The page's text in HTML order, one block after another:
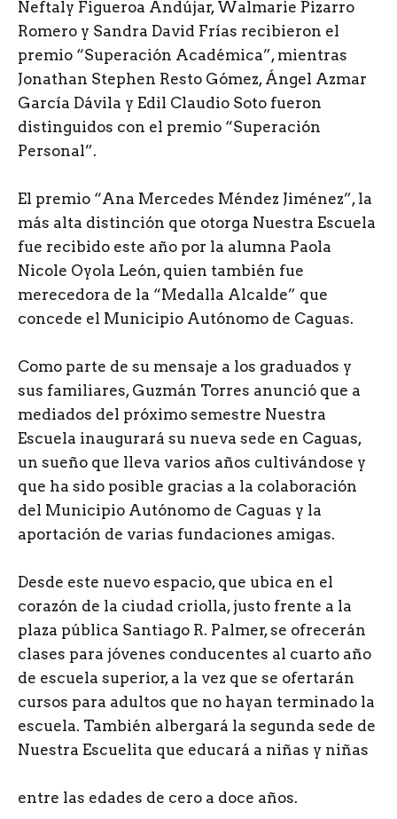
Neftaly Figueroa Andújar, Walmarie Pizarro
Romero y Sandra David Frías recibieron el
premio “Superación Académica”, mientras
Jonathan Stephen Resto Gómez, Ángel Azmar
García Dávila y Edil Claudio Soto fueron
distinguidos con el premio “Superación
Personal”.
El premio “Ana Mercedes Méndez Jiménez”, la
más alta distinción que otorga Nuestra Escuela
fue recibido este año por la alumna Paola
Nicole Oyola León, quien también fue
merecedora de la “Medalla Alcalde” que
concede el Municipio Autónomo de Caguas.
Como parte de su mensaje a los graduados y
sus familiares, Guzmán Torres anunció que a
mediados del próximo semestre Nuestra
Escuela inaugurará su nueva sede en Caguas,
un sueño que lleva varios años cultivándose y
que ha sido posible gracias a la colaboración
del Municipio Autónomo de Caguas y la
aportación de varias fundaciones amigas.
Desde este nuevo espacio, que ubica en el
corazón de la ciudad criolla, justo frente a la
plaza pública Santiago R. Palmer, se ofrecerán
clases para jóvenes conducentes al cuarto año
de escuela superior, a la vez que se ofertarán
cursos para adultos que no hayan terminado la
escuela. También albergará la segunda sede de
Nuestra Escuelita que educará a niñas y niñas
entre las edades de cero a doce años.